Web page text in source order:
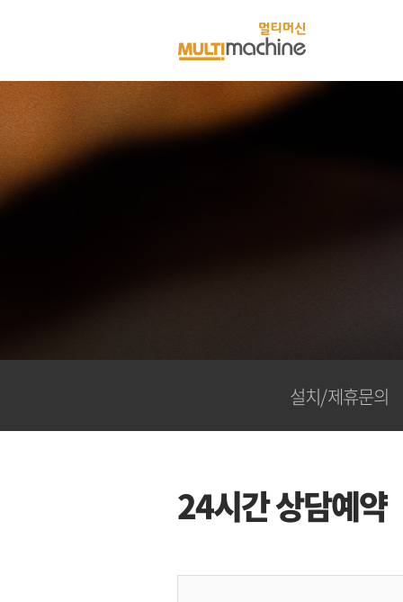
멀
티
머
설치/제휴문의
24시간 상담예약